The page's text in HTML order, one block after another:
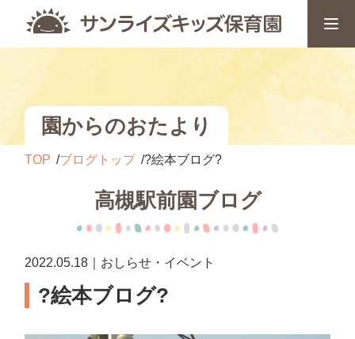
園からのおたより
TOP ブログトップ ?絵本ブログ?
高槻駅前園ブログ
2022.05.18｜おしらせ・イベント
?絵本ブログ?